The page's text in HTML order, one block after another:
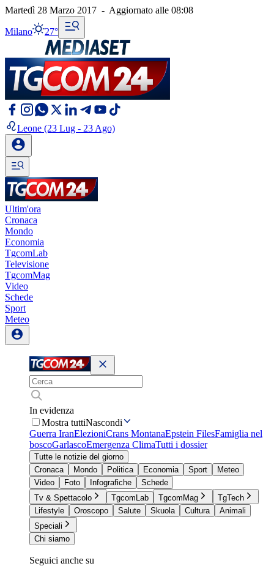
Martedì 28 Marzo 2017 - Aggiornato alle 08:08
Milano 27°
Leone (23 Lug - 23 Ago)
Ultim'ora
Cronaca
Mondo
Economia
TgcomLab
Televisione
TgcomMag
Video
Schede
Sport
Meteo
In evidenza
Mostra tuttiNascondi
Guerra IranElezioniCrans MontanaEpstein FilesFamiglia nel
boscoGarlascoEmergenza ClimaTutti i dossier
Tutte le notizie del giorno
Cronaca
Mondo Politica Economia Sport
Meteo
Video
Foto Infografiche
Schede
Tv & Spettacolo
TgcomLab TgcomMag
TgTech
Lifestyle
Oroscopo Salute Skuola Cultura
Animali
Speciali
Chi siamo
Seguici anche su